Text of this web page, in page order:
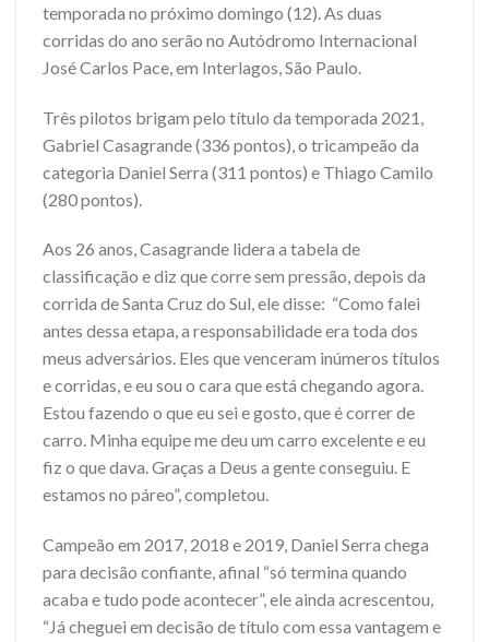
temporada no próximo domingo (12). As duas
corridas do ano serão no Autódromo Internacional
José Carlos Pace, em Interlagos, São Paulo.
Três pilotos brigam pelo título da temporada 2021,
Gabriel Casagrande (336 pontos), o tricampeão da
categoria Daniel Serra (311 pontos) e Thiago Camilo
(280 pontos).
Aos 26 anos, Casagrande lidera a tabela de
classificação e diz que corre sem pressão, depois da
corrida de Santa Cruz do Sul, ele disse: “Como falei
antes dessa etapa, a responsabilidade era toda dos
meus adversários. Eles que venceram inúmeros títulos
e corridas, e eu sou o cara que está chegando agora.
Estou fazendo o que eu sei e gosto, que é correr de
carro. Minha equipe me deu um carro excelente e eu
fiz o que dava. Graças a Deus a gente conseguiu. E
estamos no páreo”, completou.
Campeão em 2017, 2018 e 2019, Daniel Serra chega
para decisão confiante, afinal “só termina quando
acaba e tudo pode acontecer”, ele ainda acrescentou,
“Já cheguei em decisão de título com essa vantagem e